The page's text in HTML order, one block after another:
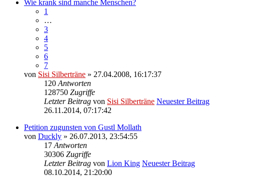
Wie krank sind manche Menschen?
1
…
3
4
5
6
7
von Sisi Silberträne » 27.04.2008, 16:17:37
120 Antworten
128750 Zugriffe
Letzter Beitrag von Sisi Silberträne Neuester Beitrag
26.11.2014, 07:17:42
Petition zugunsten von Gustl Mollath
von Duckly » 26.07.2013, 23:54:55
17 Antworten
30306 Zugriffe
Letzter Beitrag von Lion King Neuester Beitrag
08.10.2014, 21:20:00